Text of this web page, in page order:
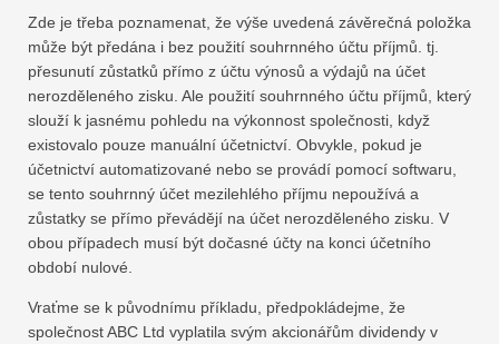
Zde je třeba poznamenat, že výše uvedená závěrečná položka
může být předána i bez použití souhrnného účtu příjmů. tj.
přesunutí zůstatků přímo z účtu výnosů a výdajů na účet
nerozděleného zisku. Ale použití souhrnného účtu příjmů, který
slouží k jasnému pohledu na výkonnost společnosti, když
existovalo pouze manuální účetnictví. Obvykle, pokud je
účetnictví automatizované nebo se provádí pomocí softwaru,
se tento souhrnný účet mezilehlého příjmu nepoužívá a
zůstatky se přímo převádějí na účet nerozděleného zisku. V
obou případech musí být dočasné účty na konci účetního
období nulové.
Vraťme se k původnímu příkladu, předpokládejme, že
společnost ABC Ltd vyplatila svým akcionářům dividendy v